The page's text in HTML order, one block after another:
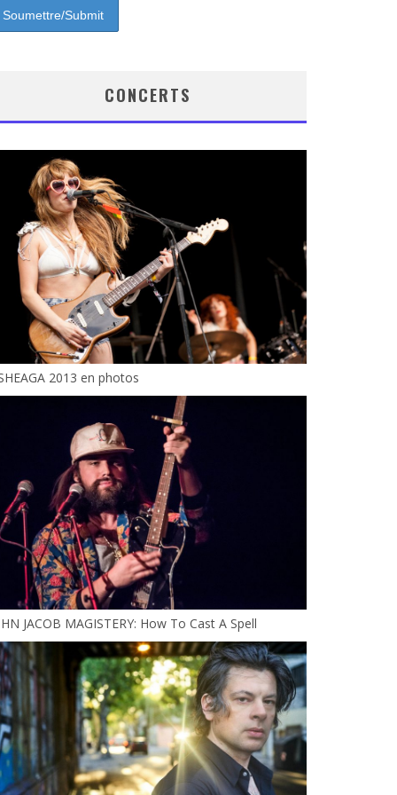
CONCERTS
2013 en photos
JACOB MAGISTERY: How To Cast A Spell